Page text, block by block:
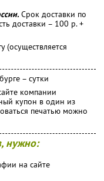
Срок доставки по
доставки – 100 р. +
(осуществляется
– сутки
компании
купон в один из
печатью можно
нужно:
на сайте